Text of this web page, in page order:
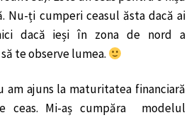
Nu-ți cumperi ceasul ăsta dacă ai
dacă ieși în zona de nord a
te observe lumea.
am ajuns la maturitatea financiară
ceas. Mi-aș cumpăra modelul